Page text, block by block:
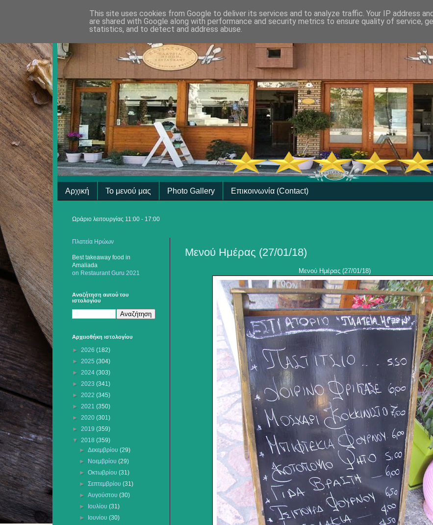
Αρχική Το μενού μας Photo Gallery Επικοινωνία (Contact)
Ωράριο λειτουργίας 11:00 - 17:00
Μενού Ημέρας (27/01/18)
Μενού Ημέρας (27/01/18)
Πλατεία Ηρώων
Best takeaway food in
Amaliada
on Restaurant Guru 2021
Αναζήτηση αυτού του
ιστολογίου
Αρχειοθήκη ιστολογίου
► 2026 (182)
► 2025 (304)
► 2024 (303)
► 2023 (341)
► 2022 (345)
► 2021 (350)
► 2020 (301)
► 2019 (359)
▼ 2018 (359)
►Δεκεμβρίου(29)
►
Νοεμβρίου(29)
►Οκτωβρίου(31)
►Σεπτεμβρίου(31)
►Αυγούστου(30)
►
Ιουλίου(31)
►
Ιουνίου(30)
This site uses cookies from Google to deliver its services and to analyze traffic. Your IP address
are shared with Google along with performance and security metrics to ensure quality of service,
statistics, and to detect and address abuse.